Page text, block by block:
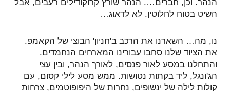
הנהר. וכן, חברים…. הנהר שורץ קרוקודילים רעבים, אבל
השיט בטוח לחלוטין. לא לדאוג…
נו, מה… השארנו את הרכב ב'חניון' הבוצי של הקאמפ.
את הציוד שלנו סחבו עבורינו המארחים הנחמדים.
והתחלנו במסע לאור פנסים, לאורך הנהר, ובין עצי
הג'ונגל, ליד בקתות נטושות. ממש מסע לילי קסום, עם
קולות לילה של ינשופים, נחרות של היפופוטמים, צרחות